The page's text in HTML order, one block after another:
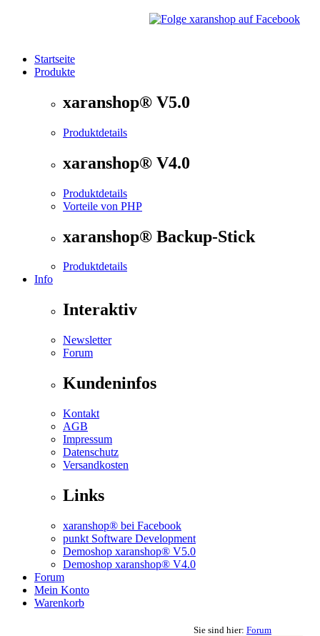
Startseite
Produkte
xaranshop® V5.0
Produktdetails
xaranshop® V4.0
Produktdetails
Vorteile von PHP
xaranshop® Backup-Stick
Produktdetails
Info
Interaktiv
Newsletter
Forum
Kundeninfos
Kontakt
AGB
Impressum
Datenschutz
Versandkosten
Links
xaranshop® bei Facebook
punkt Software Development
Demoshop xaranshop® V5.0
Demoshop xaranshop® V4.0
Forum
Mein Konto
Warenkorb
Sie sind hier: Forum